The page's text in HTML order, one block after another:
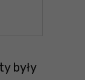
były